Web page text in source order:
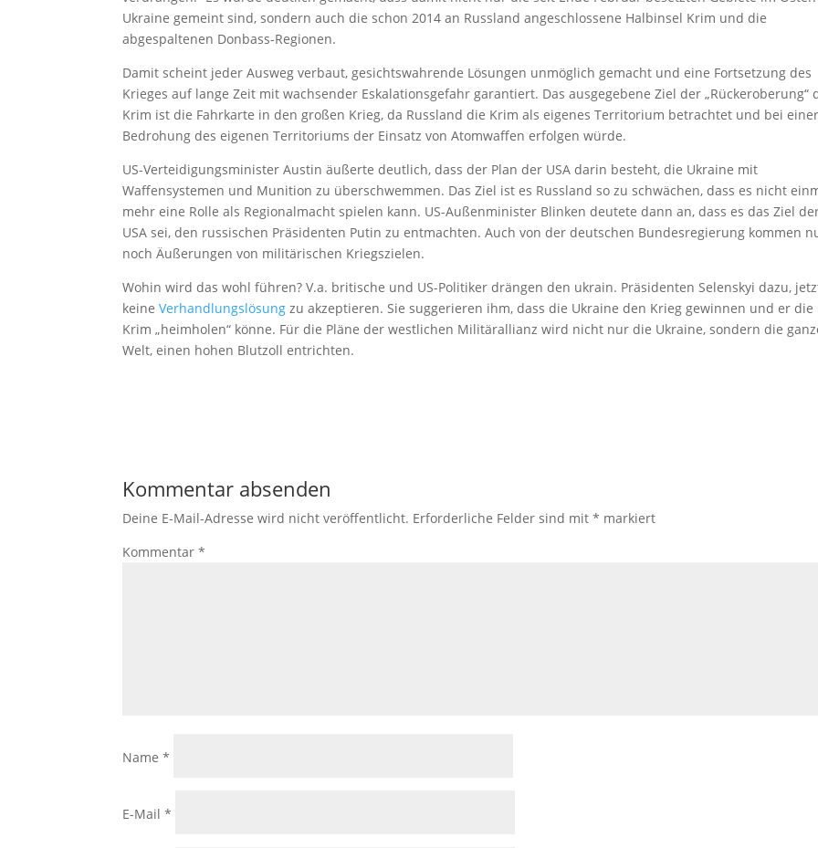
Ukraine gemeint sind, sondern auch die schon 2014 an Russland angeschlossene Halbinsel Krim und die
abgespaltenen Donbass-Regionen.
Damit scheint jeder Ausweg verbaut, gesichtswahrende Lösungen unmöglich gemacht und eine Fortsetzung des
Krieges auf lange Zeit mit wachsender Eskalationsgefahr garantiert. Das ausgegebene Ziel der „Rückeroberung“
Krim ist die Fahrkarte in den großen Krieg, da Russland die Krim als eigenes Territorium betrachtet und bei
Bedrohung des eigenen Territoriums der Einsatz von Atomwaffen erfolgen würde.
US-Verteidigungsminister Austin äußerte deutlich, dass der Plan der USA darin besteht, die Ukraine mit
Waffensystemen und Munition zu überschwemmen. Das Ziel ist es Russland so zu schwächen, dass es nicht
mehr eine Rolle als Regionalmacht spielen kann. US-Außenminister Blinken deutete dann an, dass es das Ziel
USA sei, den russischen Präsidenten Putin zu entmachten. Auch von der deutschen Bundesregierung kommen
noch Äußerungen von militärischen Kriegszielen.
Wohin wird das wohl führen? V.a. britische und US-Politiker drängen den ukrain. Präsidenten Selenskyi dazu,
keineVerhandlungslösung zu akzeptieren. Sie suggerieren ihm, dass die Ukraine den Krieg gewinnen und er die
Krim „heimholen“ könne. Für die Pläne der westlichen Militärallianz wird nicht nur die Ukraine, sondern die
Welt, einen hohen Blutzoll entrichten.
Kommentar absenden
Deine E-Mail-Adresse wird nicht veröffentlicht. Erforderliche Felder sind mit* markiert
Kommentar*
Name*
E-Mail*